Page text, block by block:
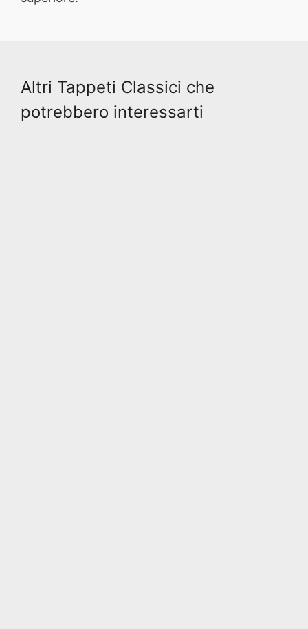
Altri Tappeti Classici che
potrebbero interessarti